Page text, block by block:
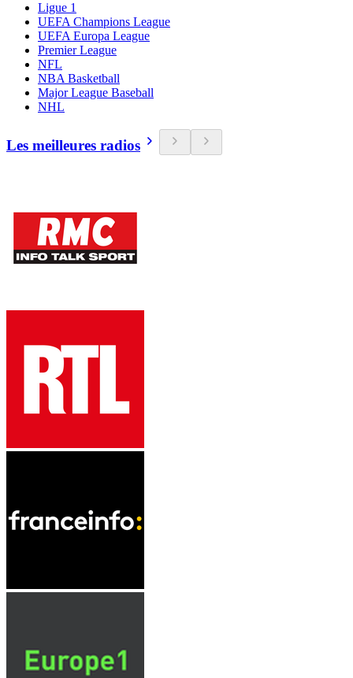
Ligue 1
UEFA Champions League
UEFA Europa League
Premier League
NFL
NBA Basketball
Major League Baseball
NHL
Les meilleures radios